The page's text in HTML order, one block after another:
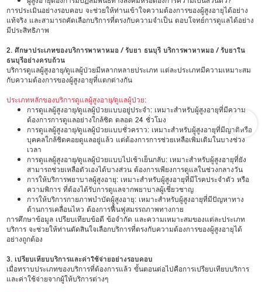
การประเมินอย่างรอบคอบ จะช่วยให้ท่านเข้าใจความต้องการของผู้สูงอายุได้อย่าง
แท้จริง และสามารถคัดเลือกบริการที่ตรงกับความจำเป็น ตอบโจทย์การดูแลได้อย่าง
มีประสิทธิภาพ
2. ศึกษาประเภทของบริการพาหาหมอ / รับยา ธนบุรี บริการพาหาหมอ / รับยาใน
ธนบุรีอย่างครบถ้วน
บริการดูแลผู้สูงอายุ/ดูแลผู้ป่วยมีหลากหลายประเภท แต่ละประเภทมีความเหมาะสม
กับความต้องการของผู้สูงอายุที่แตกต่างกัน
ประเภทหลักของบริการดูแลผู้สูงอายุ/ดูแลผู้ป่วย:
การดูแลผู้สูงอายุ/ดูแลผู้ป่วยแบบอยู่ประจำ: เหมาะสำหรับผู้สูงอายุที่มีความ
ต้องการการดูแลอย่างใกล้ชิด ตลอด 24 ชั่วโมง
การดูแลผู้สูงอายุ/ดูแลผู้ป่วยแบบชั่วคราว: เหมาะสำหรับผู้สูงอายุที่มีญาติหรือ
บุคคลใกล้ชิดคอยดูแลอยู่แล้ว แต่ต้องการการช่วยเหลือเพิ่มเติมในบางช่วง
เวลา
การดูแลผู้สูงอายุ/ดูแลผู้ป่วยแบบไปเช้าเย็นกลับ: เหมาะสำหรับผู้สูงอายุที่ยัง
สามารถช่วยเหลือตัวเองได้บางส่วน ต้องการเพียงการดูแลในช่วงกลางวัน
การให้บริการพยาบาลผู้สูงอายุ: เหมาะสำหรับผู้สูงอายุที่มีโรคประจำตัว หรือ
ความพิการ ที่ต้องได้รับการดูแลจากพยาบาลผู้เชี่ยวชาญ
การให้บริการกายภาพบำบัดผู้สูงอายุ: เหมาะสำหรับผู้สูงอายุที่มีปัญหาทาง
ด้านการเคลื่อนไหว ต้องการฟื้นฟูสมรรถภาพทางกาย
การศึกษาข้อมูล เปรียบเทียบข้อดี ข้อจำกัด และความเหมาะสมของแต่ละประเภท
บริการ จะช่วยให้ท่านตัดสินใจเลือกบริการที่ตรงกับความต้องการของผู้สูงอายุได้
อย่างถูกต้อง
3. เปรียบเทียบบริการและค่าใช้จ่ายอย่างรอบคอบ
เมื่อทราบประเภทของบริการที่ต้องการแล้ว ขั้นตอนต่อไปคือการเปรียบเทียบบริการ
และค่าใช้จ่ายจากผู้ให้บริการต่างๆ